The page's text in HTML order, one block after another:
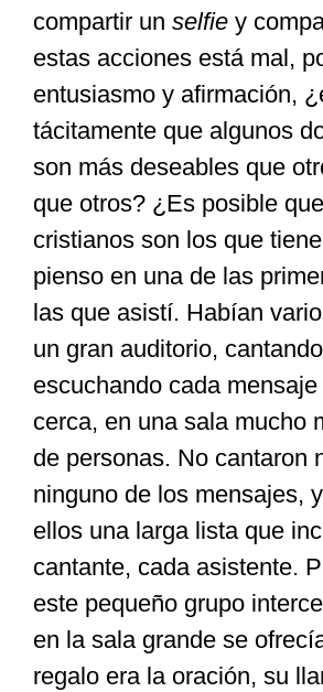
compartir un selfie y
estas acciones está mal,
entusiasmo y afirmación,
tácitamente que algunos
son más deseables que
que otros? ¿Es posible
cristianos son los que
pienso en una de las
las que asistí. Habían
un gran auditorio,
escuchando cada
cerca, en una sala mucho
de personas. No cantaron
ninguno de los mensajes,
ellos una larga lista que
cantante, cada asistente.
este pequeño grupo
en la sala grande se
regalo era la oración, su